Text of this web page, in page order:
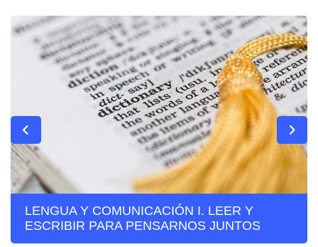
LENGUA Y COMUNICACIÓN I. LEER Y
ESCRIBIR PARA PENSARNOS JUNTOS